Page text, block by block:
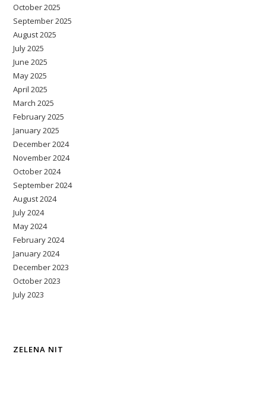
October 2025
September 2025
August 2025
July 2025
June 2025
May 2025
April 2025
March 2025
February 2025
January 2025
December 2024
November 2024
October 2024
September 2024
August 2024
July 2024
May 2024
February 2024
January 2024
December 2023
October 2023
July 2023
ZELENA NIT